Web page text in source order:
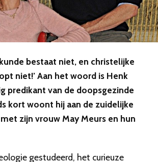
bestaat niet, en christelijke
niet!’ Aan het woord is Henk
predikant van de doopsgezinde
kort woont hij aan de zuidelijke
zijn vrouw May Meurs en hun
gestudeerd, het curieuze